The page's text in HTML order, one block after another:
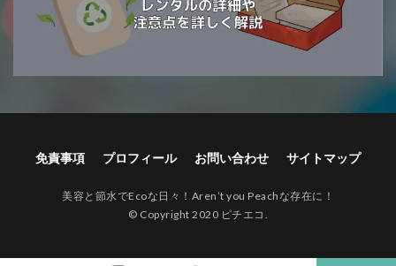
免責事項 プロフィール お問い合わせ サイトマップ
美容と節水でEcoな日々！Aren’t you Peachな存在に！
© Copyright 2020 ピチエコ.